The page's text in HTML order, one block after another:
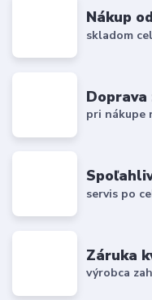
Nákup
skladom
Doprava
pri nákupe
servis po
Záruka
výrobca